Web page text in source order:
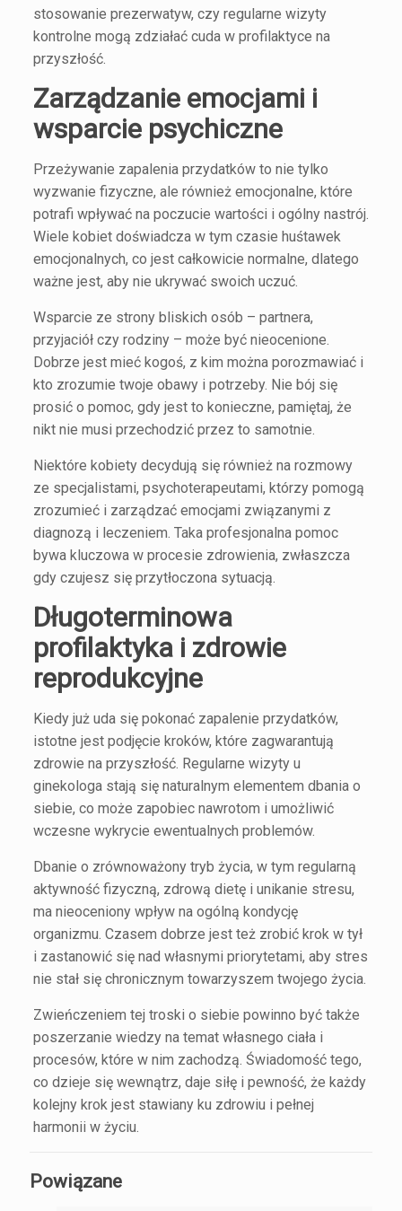
stosowanie prezerwatyw, czy regularne wizyty
kontrolne mogą zdziałać cuda w profilaktyce na
przyszłość.
Zarządzanie emocjami i
wsparcie psychiczne
Przeżywanie zapalenia przydatków to nie tylko
wyzwanie fizyczne, ale również emocjonalne, które
potrafi wpływać na poczucie wartości i ogólny nastrój.
Wiele kobiet doświadcza w tym czasie huśtawek
emocjonalnych, co jest całkowicie normalne, dlatego
ważne jest, aby nie ukrywać swoich uczuć.
Wsparcie ze strony bliskich osób – partnera,
przyjaciół czy rodziny – może być nieocenione.
Dobrze jest mieć kogoś, z kim można porozmawiać i
kto zrozumie twoje obawy i potrzeby. Nie bój się
prosić o pomoc, gdy jest to konieczne, pamiętaj, że
nikt nie musi przechodzić przez to samotnie.
Niektóre kobiety decydują się również na rozmowy
ze specjalistami, psychoterapeutami, którzy pomogą
zrozumieć i zarządzać emocjami związanymi z
diagnozą i leczeniem. Taka profesjonalna pomoc
bywa kluczowa w procesie zdrowienia, zwłaszcza
gdy czujesz się przytłoczona sytuacją.
Długoterminowa
profilaktyka i zdrowie
reprodukcyjne
Kiedy już uda się pokonać zapalenie przydatków,
istotne jest podjęcie kroków, które zagwarantują
zdrowie na przyszłość. Regularne wizyty u
ginekologa stają się naturalnym elementem dbania o
siebie, co może zapobiec nawrotom i umożliwić
wczesne wykrycie ewentualnych problemów.
Dbanie o zrównoważony tryb życia, w tym regularną
aktywność fizyczną, zdrową dietę i unikanie stresu,
ma nieoceniony wpływ na ogólną kondycję
organizmu. Czasem dobrze jest też zrobić krok w tył
i zastanowić się nad własnymi priorytetami, aby stres
nie stał się chronicznym towarzyszem twojego życia.
Zwieńczeniem tej troski o siebie powinno być także
poszerzanie wiedzy na temat własnego ciała i
procesów, które w nim zachodzą. Świadomość tego,
co dzieje się wewnątrz, daje siłę i pewność, że każdy
kolejny krok jest stawiany ku zdrowiu i pełnej
harmonii w życiu.
Powiązane